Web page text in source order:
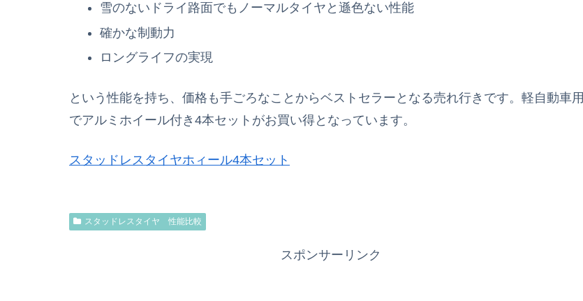
雪のないドライ路面でもノーマルタイヤと遜色ない性能
確かな制動力
ロングライフの実現
という性能を持ち、価格も手ごろなことからベストセラーとなる売れ行きです。軽自動車用
でアルミホイール付き4本セットがお買い得となっています。
スタッドレスタイヤホィール4本セット
スタッドレスタイヤ 性能比較
スポンサーリンク